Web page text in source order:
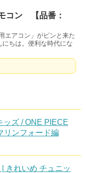
コン 【品番：
エアコン」がピンと来た
ちは。便利な時代にな
ッズ / ONE PIECE
リンフォード編
きれいめ チュニッ